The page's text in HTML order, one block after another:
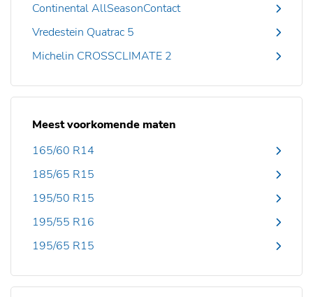
Continental AllSeasonContact
Vredestein Quatrac 5
Michelin CROSSCLIMATE 2
Meest voorkomende maten
165/60 R14
185/65 R15
195/50 R15
195/55 R16
195/65 R15